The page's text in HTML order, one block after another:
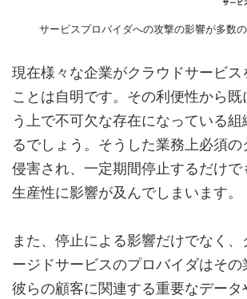
サービスプロバイダへの攻撃の影響が多数
現在様々な企業がクラウドサービス
ことは自明です。その利便性から
う上で不可欠な存在になっている
るでしょう。そうした業務上必須
侵害され、一定期間停止するだけ
生産性に影響が及んでしまいます。
また、停止による影響だけでなく、
ージドサービスのプロバイダはその
彼らの顧客に関連する重要なデー